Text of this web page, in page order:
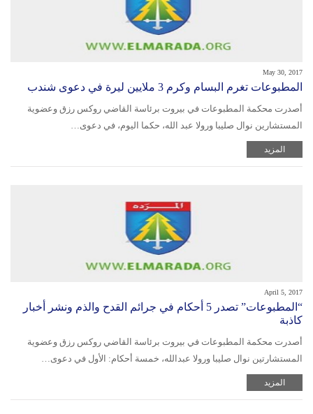
May 30, 2017
المطبوعات تغرم البسام وكرم 3 ملايين ليرة في دعوى شندب
أصدرت محكمة المطبوعات في بيروت برئاسة القاضي روكس رزق وعضوية
المستشارين نوال صليبا ورولا عبد الله، حكما اليوم، في دعوى…
المزيد
April 5, 2017
“المطبوعات” تصدر 5 أحكام في جرائم القدح والذم ونشر أخبار
كاذبة
أصدرت محكمة المطبوعات في بيروت برئاسة القاضي روكس رزق وعضوية
المستشارتين نوال صليبا ورولا عبدالله، خمسة أحكام: الأول في دعوى…
المزيد